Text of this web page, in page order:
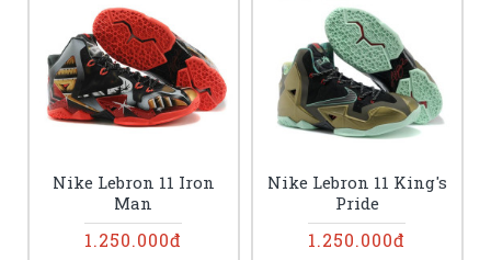
Nike Lebron 11 Iron
Man
1.250.000đ
Nike Lebron 11 King's
Pride
1.250.000đ